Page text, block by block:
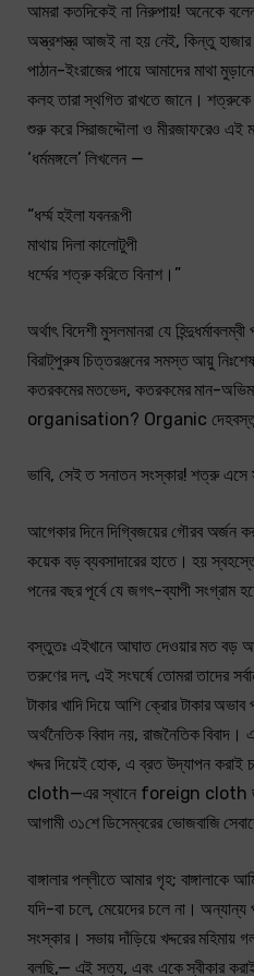
আমরা কতদিকেই না নিরুপায়! অনেকে
অস্ত্রশস্ত্র আজই না হয় নেই, কিন্তু
পাঠান-ইংরাজের পায়ে আমাদের মাথা
কলহ তারা স্থগিত রাখতে জানে। শত্রুকে
শুরু করে সিরাজদ্দৌলা ও মীরজাফরেও এই
‘ধর্মমঙ্গলে’ লিখলেন —
“ধর্ম্ম হইলা যবনরূপী
মাথায় দিলা কালোটুপী
ধর্ম্মের শত্রু করিতে বিনাশ।”
অর্থাৎ বিদেশী মুসলমানরা যে
বিরাট্‌পুরুষ চিত্তরঞ্জনের সমস্ত আয়ু
কতরকমের মতভেদ, কতরকমের মান-
organisation? Organic দেহবস্তুর মত
ভাবি, সেই ত সনাতন সংস্কার! শত্রু এসে
আগেকার দিনে দিগ্বিজয়ের গৌরব অর্জন
কয়েক বড় ব্যবসাদারের হাতে। হয়
পনের বছর পূর্বে যে জগৎ-ব্যাপী সংগ্রাম
বস্তুতঃ এইখানে আঘাত দেওয়ার মত বড়
তরুণের দল, এই সংঘর্ষে তোমরা তাদের
টাকার খাদি দিয়ে আশি ক্রোর টাকার
অর্থনৈতিক বিবাদ নয়, রাজনৈতিক
খদ্দর দিয়েই হোক, এ ব্রত উদ্‌যাপন করাই
cloth—এর স্থানে foreign cloth জুড়ে
আগামী ৩১শে ডিসেম্বরের ভোজবাজি
বাঙ্গালার পল্লীতে আমার গৃহ;
যদি-বা চলে, মেয়েদের চলে না।
সংস্কার। সভায় দাঁড়িয়ে খদ্দরের
বলছি,— এই সত্য, এবং একে স্বীকার